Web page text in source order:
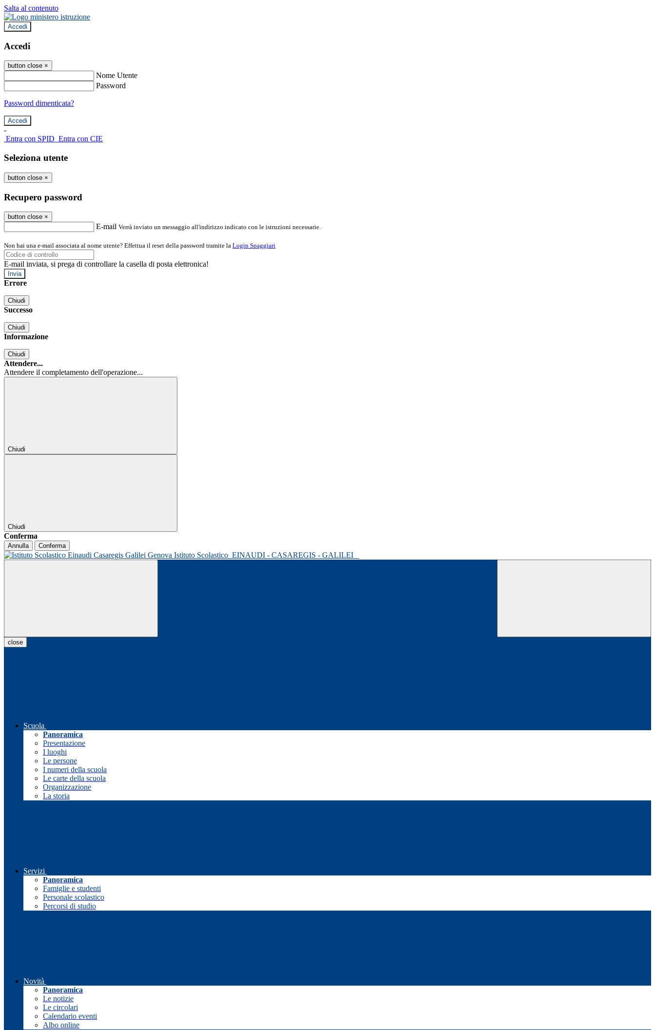
Salta al contenuto
Accedi
Accedi
button close ×
Nome Utente
Password
Password dimenticata?
-
Entra con SPID Entra con CIE
Seleziona utente
button close ×
Recupero password
button close ×
E-mail Verrà inviato un messaggio all'indirizzo indicato con le istruzioni necessarie.
Non hai una e-mail associata al nome utente? Effettua il reset della password tramite la Login Spaggiari
E-mail inviata, si prega di controllare la casella di posta elettronica!
Errore
Chiudi
Successo
Chiudi
Informazione
Chiudi
Attendere...
Attendere il completamento dell'operazione...
Chiudi
Chiudi
Conferma
Annulla Conferma
Istituto Scolastico EINAUDI - CASAREGIS - GALILEI
close
Scuola
Panoramica
Presentazione
I luoghi
Le persone
I numeri della scuola
Le carte della scuola
Organizzazione
La storia
Servizi
Panoramica
Famiglie e studenti
Personale scolastico
Percorsi di studio
Novità
Panoramica
Le notizie
Le circolari
Calendario eventi
Albo online